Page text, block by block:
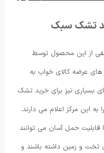
تشک سبک
از این محصول توسط
عرضه کالای خواب به
بسیاری نیز برای خرید تشک
این مرکز اعلام می دارند.
حمل آسان می توانند
تخت و زمین داشته باشند و